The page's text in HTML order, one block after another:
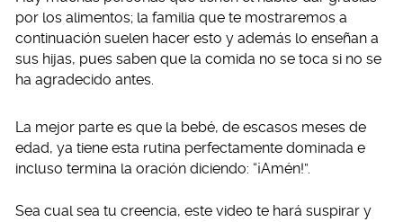
por los alimentos; la familia que te mostraremos a
continuación suelen hacer esto y además lo enseñan a
sus hijas, pues saben que la comida no se toca si no se
ha agradecido antes.
La mejor parte es que la bebé, de escasos meses de
edad, ya tiene esta rutina perfectamente dominada e
incluso termina la oración diciendo: “¡Amén!”.
Sea cual sea tu creencia, este video te hará suspirar y